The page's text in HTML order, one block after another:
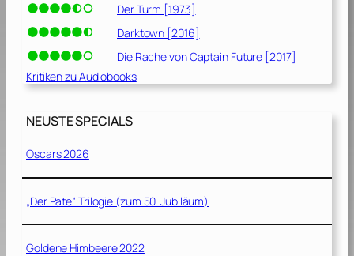
Der Turm [1973]
Darktown [2016]
Die Rache von Captain Future [2017]
Kritiken zu Audiobooks
NEUSTE SPECIALS
Oscars 2026
„Der Pate“ Trilogie (zum 50. Jubiläum)
Goldene Himbeere 2022